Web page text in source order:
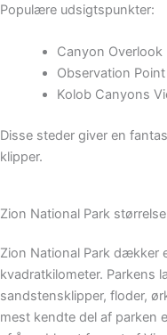
Populære udsigtspunkter:
Canyon Overlook
Observation Point
Kolob Canyons
Disse steder giver en
klipper.
Zion National Park
Zion National Park dækker
kvadratkilometer. Parkens
sandstensklipper, floder,
mest kendte del af parken